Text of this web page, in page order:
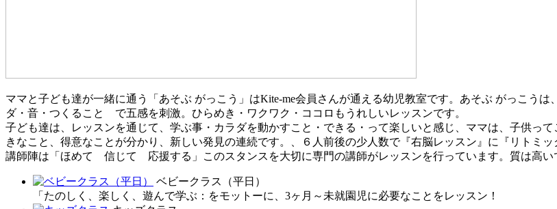
ママと子ども達が一緒に通う「あそぶ がっこう」はKite-me会員さんが通える幼児教室です。あそぶ がっこう
ダ・音・つくること で五感を刺激。ひらめき・ワクワク・ココロもうれしいレッスンです。
子ども達は、レッスンを通じて、学ぶ事・カラダを動かすこと・できる・って楽しいと感じ、ママは、子供っ
きなこと、得意なことが分かり、新しい発見の連続です。、６人前後の少人数で『右脳レッスン』に『リトミッ
講師陣は「ほめて 信じて 応援する」このスタンスを大切に専門の講師がレッスンを行っています。質は高い
ベビークラス（平日）
「たのしく、楽しく、遊んで学ぶ：をモットーに、3ヶ月～未就園児に必要なことをレッスン！